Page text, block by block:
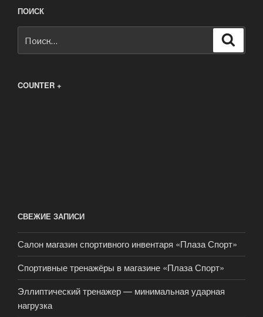
ПОИСК
COUNTER +
СВЕЖИЕ ЗАПИСИ
Салон магазин спортивного инвентаря «Плаза Спорт»
Спортивные тренажёры в магазине «Плаза Спорт»
Эллиптический тренажер — минимальная ударная
нагрузка